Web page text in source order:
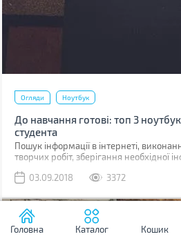
Огляди Ноутбук
До навчання готові: топ 3
студента
Пошук інформації в інтернеті,
творчих робіт, зберігання необхідної
цього пристрою сучасному учневі
03.09.2018 3372
Головна Каталог Кошик